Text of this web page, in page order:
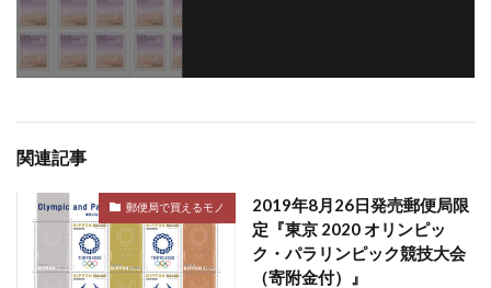
関連記事
郵便局で買えるモノ
2019年8月26日発売郵便局限
定『東京 2020 オリンピッ
ク・パラリンピック競技大会
（寄附金付）』